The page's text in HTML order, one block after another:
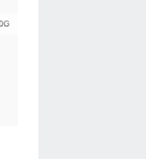
UNE PAGE SE TOURNE APRÈS 6 ANS POUR LES COLOMBIENNES ET LES COLOMBIENS